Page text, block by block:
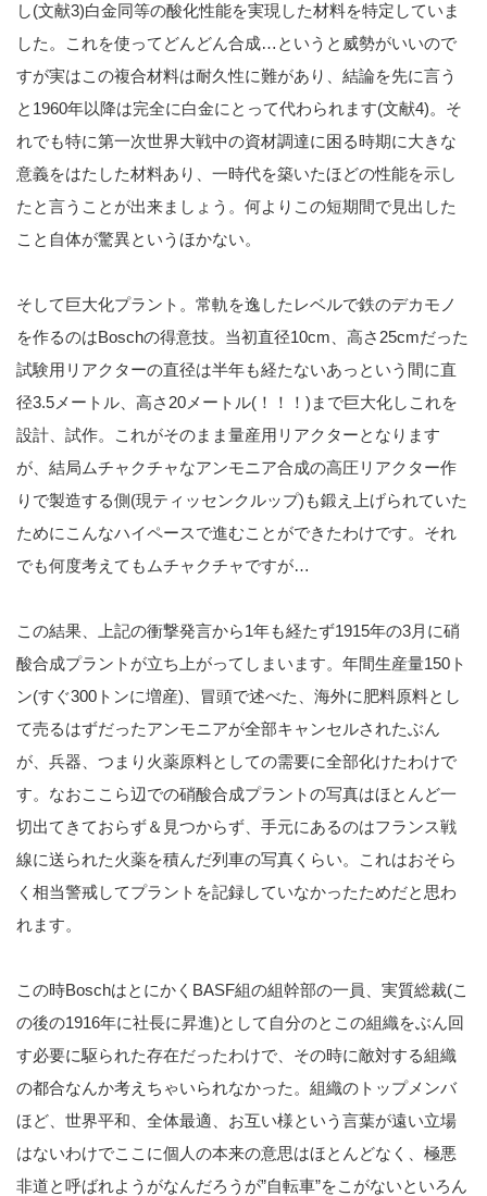
し(文献3)白金同等の酸化性能を実現した材料を特定していま
した。これを使ってどんどん合成…というと威勢がいいので
すが実はこの複合材料は耐久性に難があり、結論を先に言う
と1960年以降は完全に白金にとって代わられます(文献4)。そ
れでも特に第一次世界大戦中の資材調達に困る時期に大きな
意義をはたした材料あり、一時代を築いたほどの性能を示し
たと言うことが出来ましょう。何よりこの短期間で見出した
こと自体が驚異というほかない。
そして巨大化プラント。常軌を逸したレベルで鉄のデカモノ
を作るのはBoschの得意技。当初直径10cm、高さ25cmだった
試験用リアクターの直径は半年も経たないあっという間に直
径3.5メートル、高さ20メートル(！！！)まで巨大化しこれを
設計、試作。これがそのまま量産用リアクターとなります
が、結局ムチャクチャなアンモニア合成の高圧リアクター作
りで製造する側(現ティッセンクルップ)も鍛え上げられていた
ためにこんなハイペースで進むことができたわけです。それ
でも何度考えてもムチャクチャですが…
この結果、上記の衝撃発言から1年も経たず1915年の3月に硝
酸合成プラントが立ち上がってしまいます。年間生産量150ト
ン(すぐ300トンに増産)、冒頭で述べた、海外に肥料原料とし
て売るはずだったアンモニアが全部キャンセルされたぶん
が、兵器、つまり火薬原料としての需要に全部化けたわけで
す。なおここら辺での硝酸合成プラントの写真はほとんど一
切出てきておらず＆見つからず、手元にあるのはフランス戦
線に送られた火薬を積んだ列車の写真くらい。これはおそら
く相当警戒してプラントを記録していなかったためだと思わ
れます。
この時BoschはとにかくBASF組の組幹部の一員、実質総裁(こ
の後の1916年に社長に昇進)として自分のとこの組織をぶん回
す必要に駆られた存在だったわけで、その時に敵対する組織
の都合なんか考えちゃいられなかった。組織のトップメンバ
ほど、世界平和、全体最適、お互い様という言葉が遠い立場
はないわけでここに個人の本来の意思はほとんどなく、極悪
非道と呼ばれようがなんだろうが”自転車”をこがないといろん